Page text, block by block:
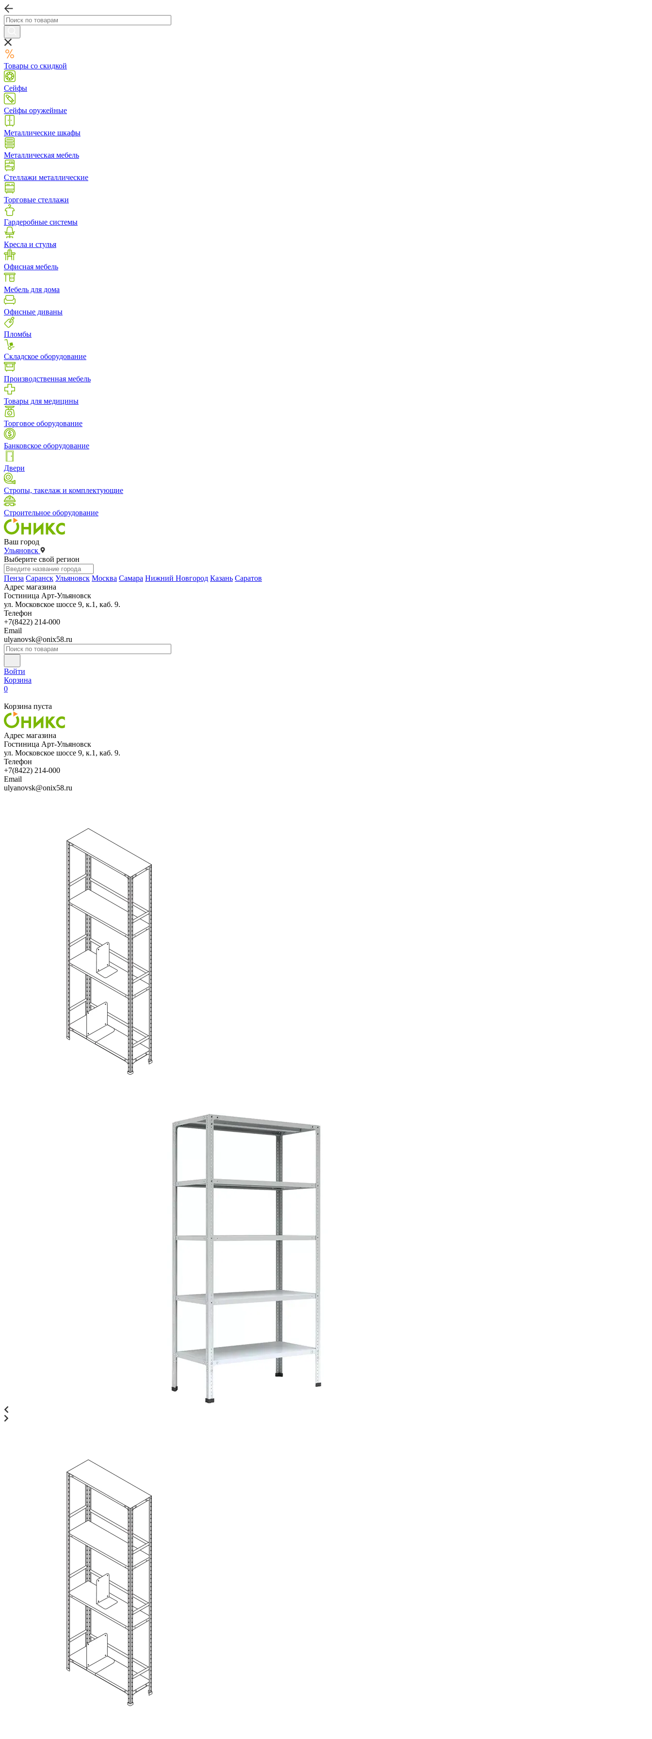
Товары со скидкой
Сейфы
Сейфы оружейные
Металлические шкафы
Металлическая мебель
Стеллажи металлические
Торговые стеллажи
Гардеробные системы
Кресла и стулья
Офисная мебель
Мебель для дома
Офисные диваны
Пломбы
Складское оборудование
Производственная мебель
Товары для медицины
Торговое оборудование
Банковское оборудование
Двери
Стропы, такелаж и комплектующие
Строительное оборудование
Ваш город
Ульяновск
Выберите свой регион
Пенза Саранск Ульяновск Москва Самара Нижний Новгород Казань Саратов
Адрес магазина
Гостиница Арт-Ульяновск
ул. Московское шоссе 9, к.1, каб. 9.
Телефон
+7(8422) 214-000
Email
ulyanovsk@onix58.ru
Войти
Корзина
0
Корзина пуста
Адрес магазина
Гостиница Арт-Ульяновск
ул. Московское шоссе 9, к.1, каб. 9.
Телефон
+7(8422) 214-000
Email
ulyanovsk@onix58.ru